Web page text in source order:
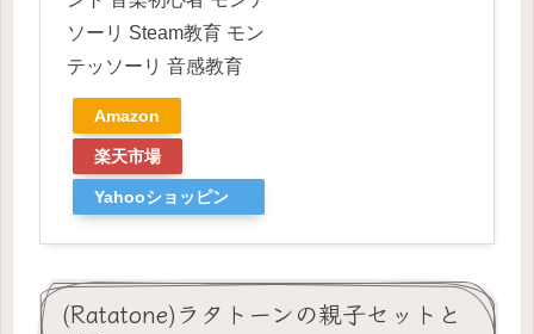
ソーリ Steam教育 モン
テッソーリ 音感教育
Amazon
楽天市場
Yahooショッピン
(Ratatone)ラタトーンの親子セットと